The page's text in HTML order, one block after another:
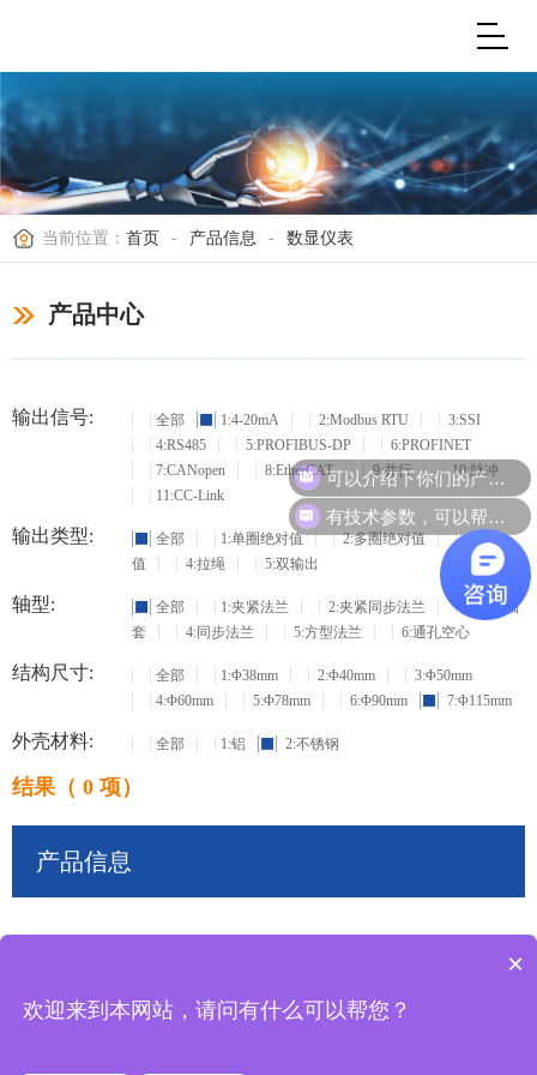
当前位置： 首页 - 产品信息 - 数显仪表
产品中心
输出信号: 全部 1:4-20mA 2:Modbus RTU
3:SSI
4:RS485
5:PROFIBUS-DP
6:PROFINET
7:CANopen
8:EtherCAT 9:并行
10:脉冲
11:CC-Link
输出类型: 全部 1:单圈绝对值 2:多圈绝对值
3:增量
值
4:拉绳 5:双输出
轴型: 全部 1:夹紧法兰 2:夹紧同步法兰
3:盲孔轴
套
4:同步法兰 5:方型法兰 6:通孔空心
结构尺寸: 全部 1:Φ38mm 2:Φ40mm
3:Φ50mm
4:Φ60mm
5:Φ78mm 6:Φ90mm 7:Φ115mm
外壳材料: 全部 1:铝 2:不锈钢
结果（ 0 项）
产品信息
可以介绍下你们的产品么？
×
欢迎来到本网站，请问有什么可以帮您？